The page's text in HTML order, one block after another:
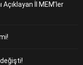
İl MEM’ler